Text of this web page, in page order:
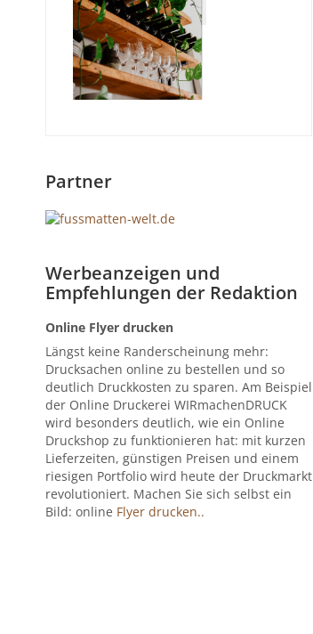
Partner
Werbeanzeigen und
Empfehlungen der Redaktion
Online Flyer drucken
Längst keine Randerscheinung mehr:
Drucksachen online zu bestellen und so
deutlich Druckkosten zu sparen. Am Beispiel
der Online Druckerei WIRmachenDRUCK
wird besonders deutlich, wie ein Online
Druckshop zu funktionieren hat: mit kurzen
Lieferzeiten, günstigen Preisen und einem
riesigen Portfolio wird heute der Druckmarkt
revolutioniert. Machen Sie sich selbst ein
Bild: online Flyer drucken..